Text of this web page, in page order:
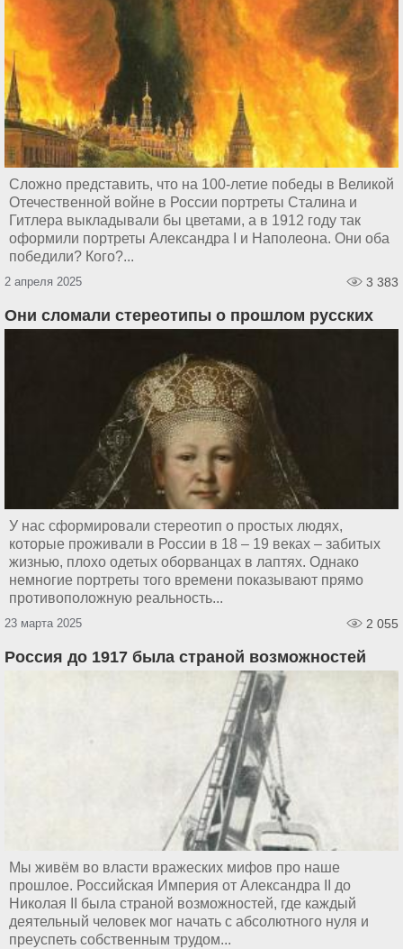
Сложно представить, что на 100-летие победы в Великой
Отечественной войне в России портреты Сталина и
Гитлера выкладывали бы цветами, а в 1912 году так
оформили портреты Александра I и Наполеона. Они оба
победили? Кого?...
2 апреля 2025 3 383
Они сломали стереотипы о прошлом русских
У нас сформировали стереотип о простых людях,
которые проживали в России в 18 – 19 веках – забитых
жизнью, плохо одетых оборванцах в лаптях. Однако
немногие портреты того времени показывают прямо
противоположную реальность...
23 марта 2025 2 055
Россия до 1917 была страной возможностей
Мы живём во власти вражеских мифов про наше
прошлое. Российская Империя от Александра II до
Николая II была страной возможностей, где каждый
деятельный человек мог начать с абсолютного нуля и
преуспеть собственным трудом...